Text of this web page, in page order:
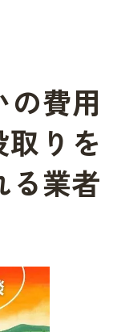
の費用
取りを
る業者